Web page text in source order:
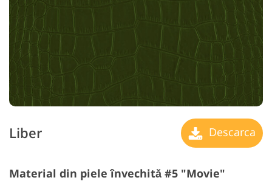
Liber Descarca
Material din piele învechită #5 "Movie"